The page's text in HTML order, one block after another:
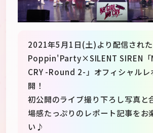
2021年5月1日(土)より配信された
Poppin'Party×SILENT SIREN「
CRY -Round 2-」オフィシャルレ
開！
初公開のライブ撮り下ろし写真と
場感たっぷりのレポート記事をお
い♪